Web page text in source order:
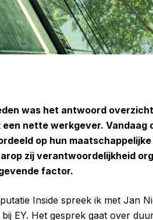
was het antwoord
nette werkgever. Vandaag
op hun
zij verantwoordelijkheid
factor.
Inside spreek ik met Jan
EY. Het gesprek gaat over